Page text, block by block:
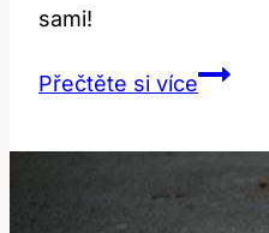
sami!
Přečtěte si víceCo